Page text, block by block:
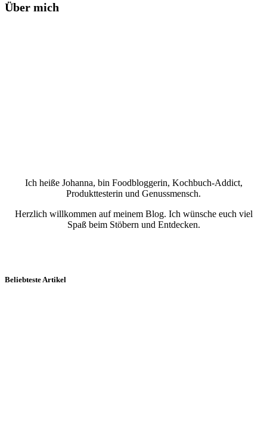
Über mich
Ich heiße Johanna, bin Foodbloggerin, Kochbuch-Addict,
Produkttesterin und Genussmensch.
Herzlich willkommen auf meinem Blog. Ich wünsche euch viel
Spaß beim Stöbern und Entdecken.
Beliebteste Artikel